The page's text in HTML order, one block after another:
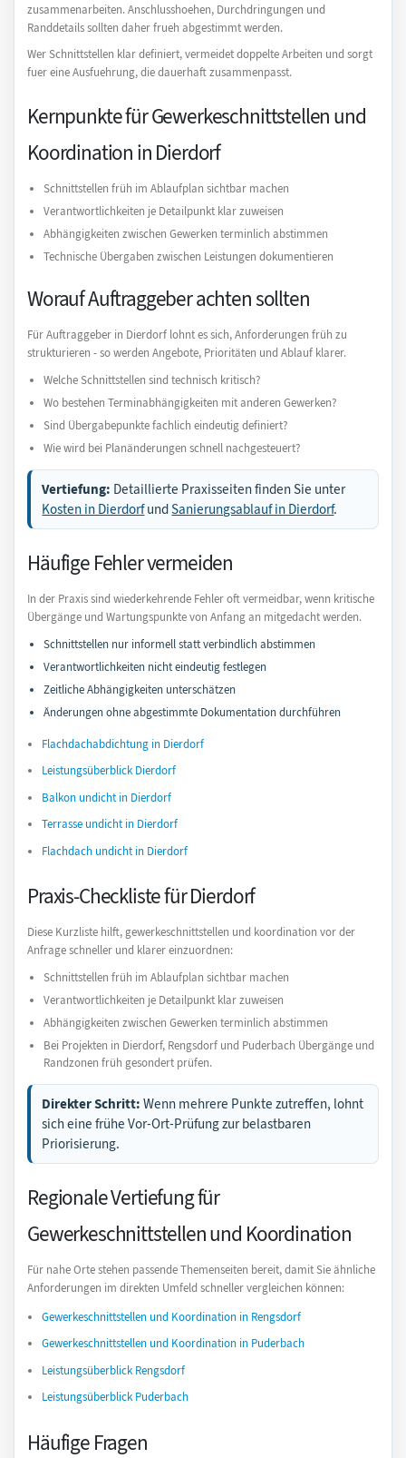
zusammenarbeiten. Anschlusshoehen, Durchdringungen und
Randdetails sollten daher frueh abgestimmt werden.
Wer Schnittstellen klar definiert, vermeidet doppelte Arbeiten und sorgt
fuer eine Ausfuehrung, die dauerhaft zusammenpasst.
Kernpunkte für Gewerkeschnittstellen und
Koordination in Dierdorf
Schnittstellen früh im Ablaufplan sichtbar machen
Verantwortlichkeiten je Detailpunkt klar zuweisen
Abhängigkeiten zwischen Gewerken terminlich abstimmen
Technische Übergaben zwischen Leistungen dokumentieren
Worauf Auftraggeber achten sollten
Für Auftraggeber in Dierdorf lohnt es sich, Anforderungen früh zu
strukturieren - so werden Angebote, Prioritäten und Ablauf klarer.
Welche Schnittstellen sind technisch kritisch?
Wo bestehen Terminabhängigkeiten mit anderen Gewerken?
Sind Übergabepunkte fachlich eindeutig definiert?
Wie wird bei Planänderungen schnell nachgesteuert?
Vertiefung: Detaillierte Praxisseiten finden Sie unter
Kosten in DierdorfundSanierungsablauf in Dierdorf.
Häufige Fehler vermeiden
In der Praxis sind wiederkehrende Fehler oft vermeidbar, wenn kritische
Übergänge und Wartungspunkte von Anfang an mitgedacht werden.
Schnittstellen nur informell statt verbindlich abstimmen
Verantwortlichkeiten nicht eindeutig festlegen
Zeitliche Abhängigkeiten unterschätzen
Änderungen ohne abgestimmte Dokumentation durchführen
Flachdachabdichtung in Dierdorf
Leistungsüberblick Dierdorf
Balkon undicht in Dierdorf
Terrasse undicht in Dierdorf
Flachdach undicht in Dierdorf
Praxis-Checkliste für Dierdorf
Diese Kurzliste hilft, gewerkeschnittstellen und koordination vor der
Anfrage schneller und klarer einzuordnen:
Schnittstellen früh im Ablaufplan sichtbar machen
Verantwortlichkeiten je Detailpunkt klar zuweisen
Abhängigkeiten zwischen Gewerken terminlich abstimmen
Bei Projekten in Dierdorf, Rengsdorf und Puderbach Übergänge und
Randzonen früh gesondert prüfen.
Direkter Schritt: Wenn mehrere Punkte zutreffen, lohnt
sich eine frühe Vor-Ort-Prüfung zur belastbaren
Priorisierung.
Regionale Vertiefung für
Gewerkeschnittstellen und Koordination
Für nahe Orte stehen passende Themenseiten bereit, damit Sie ähnliche
Anforderungen im direkten Umfeld schneller vergleichen können:
Gewerkeschnittstellen und Koordination in Rengsdorf
Gewerkeschnittstellen und Koordination in Puderbach
Leistungsüberblick Rengsdorf
Leistungsüberblick Puderbach
Häufige Fragen